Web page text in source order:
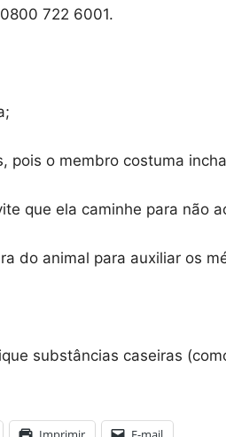
722 6001.
pois o membro costuma
que ela caminhe para não
do animal para auxiliar os
substâncias caseiras